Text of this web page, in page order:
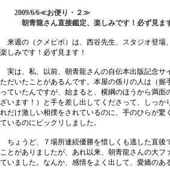
2009/6/6≪お便り・２≫
朝青龍さん直接鑑定、楽しみです！必ず見ま
来週の（クメピポ）は、西谷先生、スタジオ登場
楽しみです！必ず見ます！
実は、私、以前、朝青龍さんの自伝本出版記念サ
ただいたことがあるんです。本屋の係りの人は（握
っていたんですが、始まると、横綱のほうから満面
ざいます！）と手を差し出してくださって、しっか
れだけ激しい相撲をされているのに、手のひらが驚
ているのにビックリしました。
ちょうど、７場所連続優勝を惜しくも逃した直後
ことがありましたが、あれ以来、朝青龍さんの大フ
ていました。なんか、感情をよく出して、愛嬌のあ